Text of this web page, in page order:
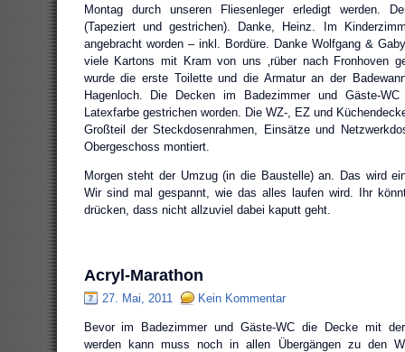
Montag durch unseren Fliesenleger erledigt werden.
(Tapeziert und gestrichen). Danke, Heinz. Im
angebracht worden – inkl. Bordüre. Danke Wolfgang &
viele Kartons mit Kram von uns ‚rüber nach Fronhoven
wurde die erste Toilette und die Armatur an der
Hagenloch. Die Decken im Badezimmer und Gäste-
Latexfarbe gestrichen worden. Die WZ-, EZ und
Großteil der Steckdosenrahmen, Einsätze und
Obergeschoss montiert.
Morgen steht der Umzug (in die Baustelle) an. Das wird
Wir sind mal gespannt, wie das alles laufen wird. Ihr
drücken, dass nicht allzuviel dabei kaputt geht.
Acryl-Marathon
27. Mai, 2011 Kein Kommentar
Bevor im Badezimmer und Gäste-WC die Decke mit
werden kann muss noch in allen Übergängen zu den